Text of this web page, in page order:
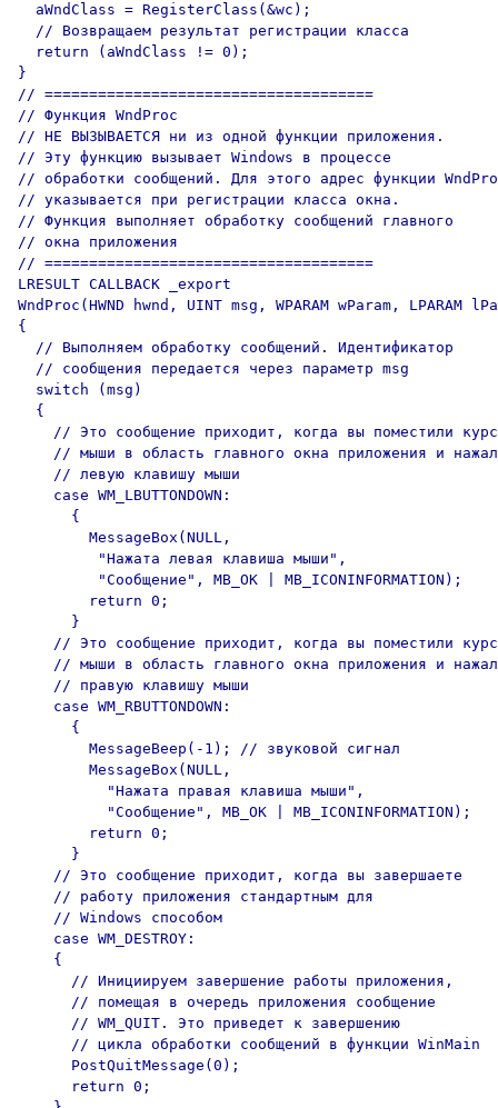
  aWndClass = RegisterClass(&wc);
  // Возвращаем результат регистрации класса
  return (aWndClass != 0);
}
// =====================================
// Функция WndProc
// НЕ ВЫЗЫВАЕТСЯ ни из одной функции приложения.
// Эту функцию вызывает Windows в процессе
// обработки сообщений. Для этого адрес функции
// указывается при регистрации класса окна.
// Функция выполняет обработку сообщений главного
// окна приложения
// =====================================
LRESULT CALLBACK _export
WndProc(HWND hwnd, UINT msg, WPARAM wParam, LPARAM
{
  // Выполняем обработку сообщений. Идентификатор
  // сообщения передается через параметр msg
  switch (msg)
  {
// Это сообщение приходит, когда вы поместили
// мыши в область главного окна приложения и
    // левую клавишу мыши
    case WM_LBUTTONDOWN:
      {
        MessageBox(NULL,
         "Нажата левая клавиша мыши",
         "Сообщение", MB_OK | MB_ICONINFORMATION);
        return 0;
      }
// Это сообщение приходит, когда вы поместили
// мыши в область главного окна приложения и
    // правую клавишу мыши
    case WM_RBUTTONDOWN:
      {
        MessageBeep(-1); // звуковой сигнал
        MessageBox(NULL,
          "Нажата правая клавиша мыши",
          "Сообщение", MB_OK | MB_ICONINFORMATION);
        return 0;
      }
    // Это сообщение приходит, когда вы завершаете
    // работу приложения стандартным для
    // Windows способом
    case WM_DESTROY:
    {
      // Инициируем завершение работы приложения,
      // помещая в очередь приложения сообщение
      // WM_QUIT. Это приведет к завершению
      // цикла обработки сообщений в функции WinMain
      PostQuitMessage(0);
      return 0;